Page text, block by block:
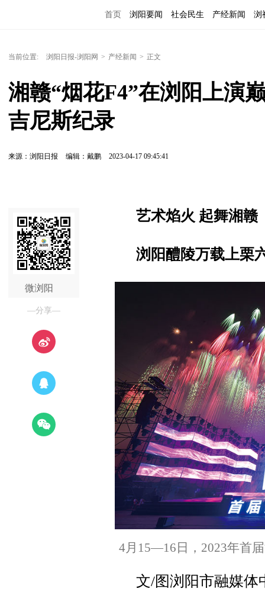
首页 浏阳要闻 社会民生 产经新闻 浏
当前位置: 浏阳日报-浏阳网 > 产经新闻 > 正文
湘赣“烟花F4”在浏阳上演
吉尼斯纪录
来源：浏阳日报 编辑：戴鹏 2023-04-17 09:45:41
微浏阳
—分享—
艺术焰火 起舞湘赣
浏阳醴陵万载上栗
4月15—16日，2023年首
文/图浏阳市融媒体